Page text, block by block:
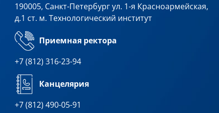
190005, Санкт-Петербург ул. 1-я Красноармейская,
д.1 ст. м. Технологический институт
Приемная ректора
+7 (812) 316-23-94
Канцелярия
+7 (812) 490-05-91